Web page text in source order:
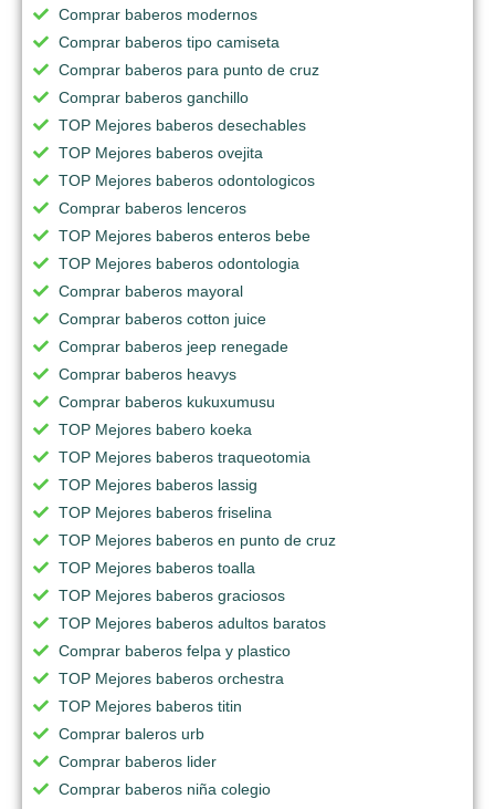
Comprar baberos modernos
Comprar baberos tipo camiseta
Comprar baberos para punto de cruz
Comprar baberos ganchillo
TOP Mejores baberos desechables
TOP Mejores baberos ovejita
TOP Mejores baberos odontologicos
Comprar baberos lenceros
TOP Mejores baberos enteros bebe
TOP Mejores baberos odontologia
Comprar baberos mayoral
Comprar baberos cotton juice
Comprar baberos jeep renegade
Comprar baberos heavys
Comprar baberos kukuxumusu
TOP Mejores babero koeka
TOP Mejores baberos traqueotomia
TOP Mejores baberos lassig
TOP Mejores baberos friselina
TOP Mejores baberos en punto de cruz
TOP Mejores baberos toalla
TOP Mejores baberos graciosos
TOP Mejores baberos adultos baratos
Comprar baberos felpa y plastico
TOP Mejores baberos orchestra
TOP Mejores baberos titin
Comprar baleros urb
Comprar baberos lider
Comprar baberos niña colegio